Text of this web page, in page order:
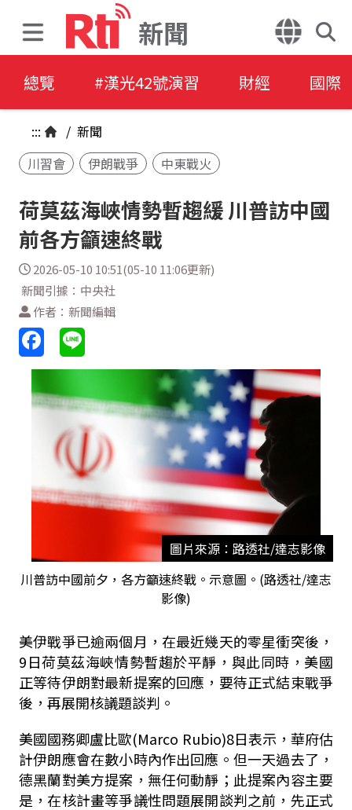
新聞
總覽 #漢光42號演習 財經 國際
::: / 新聞
川習會
伊朗戰爭 中東戰火
荷莫茲海峽情勢暫趨緩 川普訪中國
前各方籲速終戰
2026-05-10 10:51(05-10 11:06更新)
新聞引據：中央社
作者：新聞編輯
圖片來源：路透社/達志影像
川普訪中國前夕，各方籲速終戰。示意圖。(路透社/達志
影像)
美伊戰爭已逾兩個月，在最近幾天的零星衝突後，
9日荷莫茲海峽情勢暫趨於平靜，與此同時，美國
正等待伊朗對最新提案的回應，要待正式結束戰爭
後，再展開核議題談判。
美國國務卿盧比歐(Marco Rubio)8日表示，華府估
計伊朗應會在數小時內作出回應。但一天過去了，
德黑蘭對美方提案，無任何動靜；此提案內容主要
是，在核計畫等爭議性問題展開談判之前，先正式